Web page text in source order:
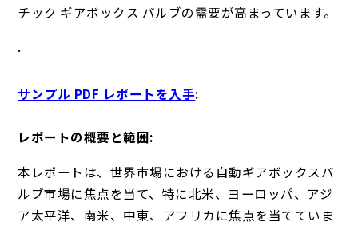
チック ギアボックス バルブの需要が高まっています。
.
サンプル PDF レポートを入手:
レポートの概要と範囲:
本レポートは、世界市場における自動ギアボックスバ
ルブ市場に焦点を当て、特に北米、ヨーロッパ、アジ
ア太平洋、南米、中東、アフリカに焦点を当てていま